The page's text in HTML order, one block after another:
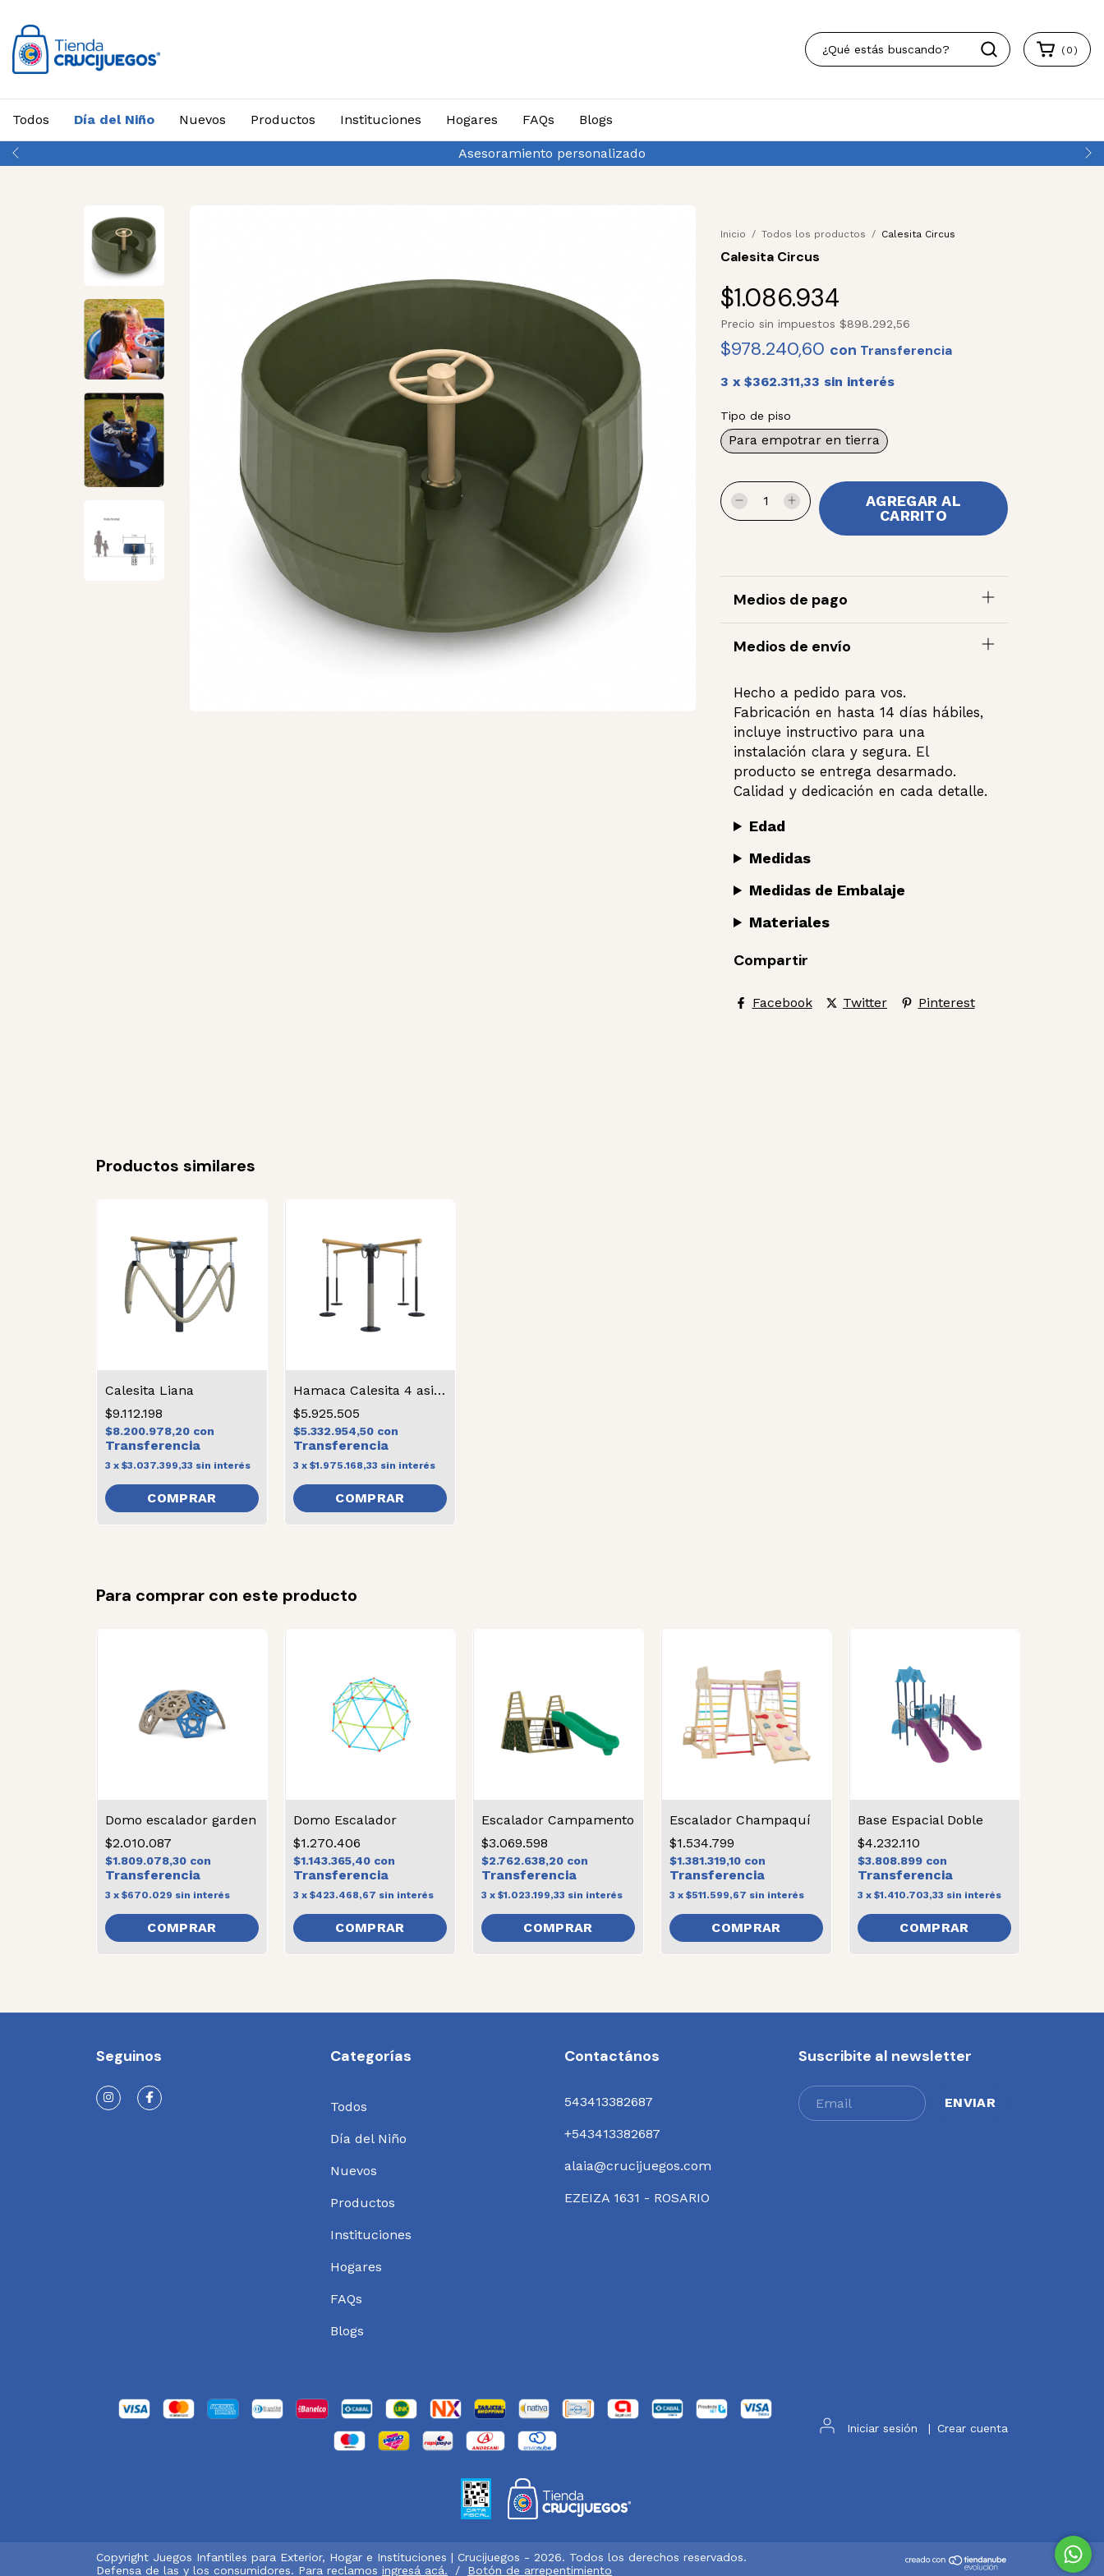
Hasta 3 cuotas sin interés y 10% de descuento por transferencia
( 0 )
Todos Día del Niño Nuevos Productos Instituciones Hogares FAQs Blogs
Inicio / Todos los productos / Calesita Circus
Calesita Circus
$1.086.934
Precio sin impuestos $898.292,56
$978.240,60 con
3 x $362.311,33 sin interés
Tipo de piso
Para empotrar en tierra
Medios de pago
Medios de envío
Hecho a pedido para vos.
Fabricación en hasta 14 días hábiles,
incluye instructivo para una
instalación clara y segura. El
producto se entrega desarmado.
Calidad y dedicación en cada detalle.
Edad
Medidas
Medidas de Embalaje
Materiales
Compartir
Facebook Twitter Pinterest
Productos similares
Calesita Liana
$9.112.198
$8.200.978,20 con
3 x $3.037.399,33 sin interés
Hamaca Calesita 4 asientos
$5.925.505
$5.332.954,50 con
3 x $1.975.168,33 sin interés
Para comprar con este producto
Domo escalador garden
$2.010.087
$1.809.078,30 con
3 x $670.029 sin interés
Domo Escalador
$1.270.406
$1.143.365,40 con
3 x $423.468,67 sin interés
COMPRAR
Escalador Campamento
$3.069.598
$2.762.638,20 con
3 x $1.023.199,33 sin interés
Escalador Champaquí
$1.534.799
$1.381.319,10 con
3 x $511.599,67 sin interés
Base Espacial Doble
$4.232.110
$3.808.899 con
3 x $1.410.703,33 sin interés
COMPRAR
Seguinos Categorías
Todos
Día del Niño
Nuevos
Productos
Instituciones
Hogares
FAQs
Blogs
Contactános
543413382687
+543413382687
alaia@crucijuegos.com
EZEIZA 1631 - ROSARIO
Suscribite al newsletter
Iniciar sesión | Crear cuenta
Copyright Juegos Infantiles para Exterior, Hogar e Instituciones | Crucijuegos - 2026. Todos los derechos reservados.
Defensa de las y los consumidores. Para reclamos ingresá acá. / Botón de arrepentimiento